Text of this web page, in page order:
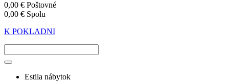
0,00 € Poštovné
0,00 € Spolu
K POKLADNI
Estila nábytok